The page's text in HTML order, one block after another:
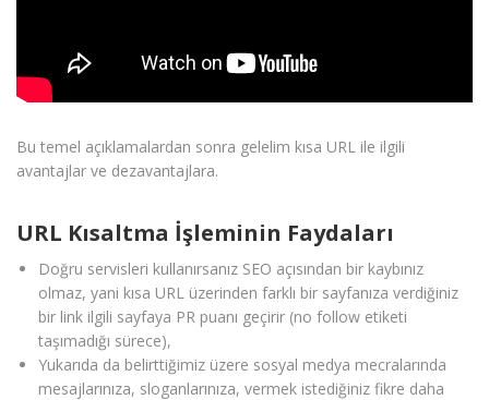
Bu temel açıklamalardan sonra gelelim kısa URL ile ilgili
avantajlar ve dezavantajlara.
URL Kısaltma İşleminin Faydaları
Doğru servisleri kullanırsanız SEO açısından bir kaybınız
olmaz, yani kısa URL üzerinden farklı bir sayfanıza verdiğiniz
bir link ilgili sayfaya PR puanı geçirir (no follow etiketi
taşımadığı sürece),
Yukarıda da belirttiğimiz üzere sosyal medya mecralarında
mesajlarınıza, sloganlarınıza, vermek istediğiniz fikre daha